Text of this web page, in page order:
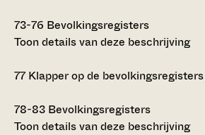
73-76 Bevolkingsregisters
Toon details van deze beschrijving
77 Klapper op de bevolkingsregisters
78-83 Bevolkingsregisters
Toon details van deze beschrijving